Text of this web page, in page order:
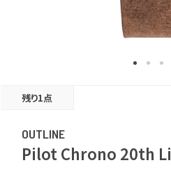
残り1点
OUTLINE
Pilot Chrono 20th